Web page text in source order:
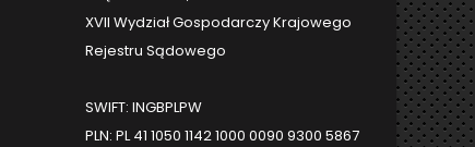
XVII Wydział Gospodarczy Krajowego
Rejestru Sądowego
SWIFT: INGBPLPW
PLN: PL 41 1050 1142 1000 0090 9300 5867